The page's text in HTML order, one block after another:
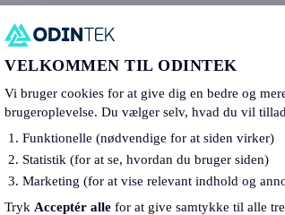
koebt (
), tilslutter du
ilaegningen.
byggepladen og varmepladen
til modellen er koelet ned til
brug.
VELKOMMEN TIL ODINTEK
Vi bruger cookies for at give dig en bedre og
brugeroplevelse. Du vælger selv, hvad du vil
Funktionelle (nødvendige for at siden virker)
Statistik (for at se, hvordan du bruger siden)
Marketing (for at vise relevant indhold og
Tryk Acceptér alle for at give samtykke til alle